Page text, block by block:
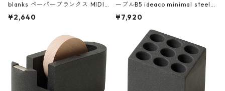
blanks ペーパーブランクス MIDI
ハードカバー 罫線 ヴァン・ゴッホ
¥2,640
ーブルB5 ideaco minimal steel f
urniture WALL Table B5 ネイビー
¥7,920